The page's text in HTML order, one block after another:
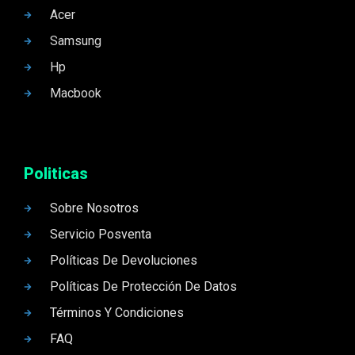
Acer
Samsung
Hp
Macbook
Politicas
Sobre Nosotros
Servicio Posventa
Políticas De Devoluciones
Políticas De Protección De Datos
Términos Y Condiciones
FAQ